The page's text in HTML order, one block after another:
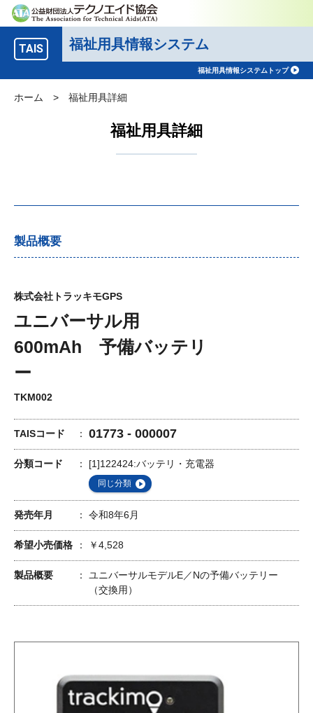
TAIS 福祉用具情報システム
福祉用具情報システムトップ
ホーム > 福祉用具詳細
福祉用具詳細
製品概要
株式会社トラッキモGPS
ユニバーサル用
600mAh 予備バッテリ
ー
TKM002
TAISコード 01773 - 000007
分類コード [1]122424:バッテリ・充電器
同じ分類
発売年月 令和8年6月
希望小売価格 ￥4,528
製品概要
ユニバーサルモデルE／Nの予備バッテリー
（交換用）